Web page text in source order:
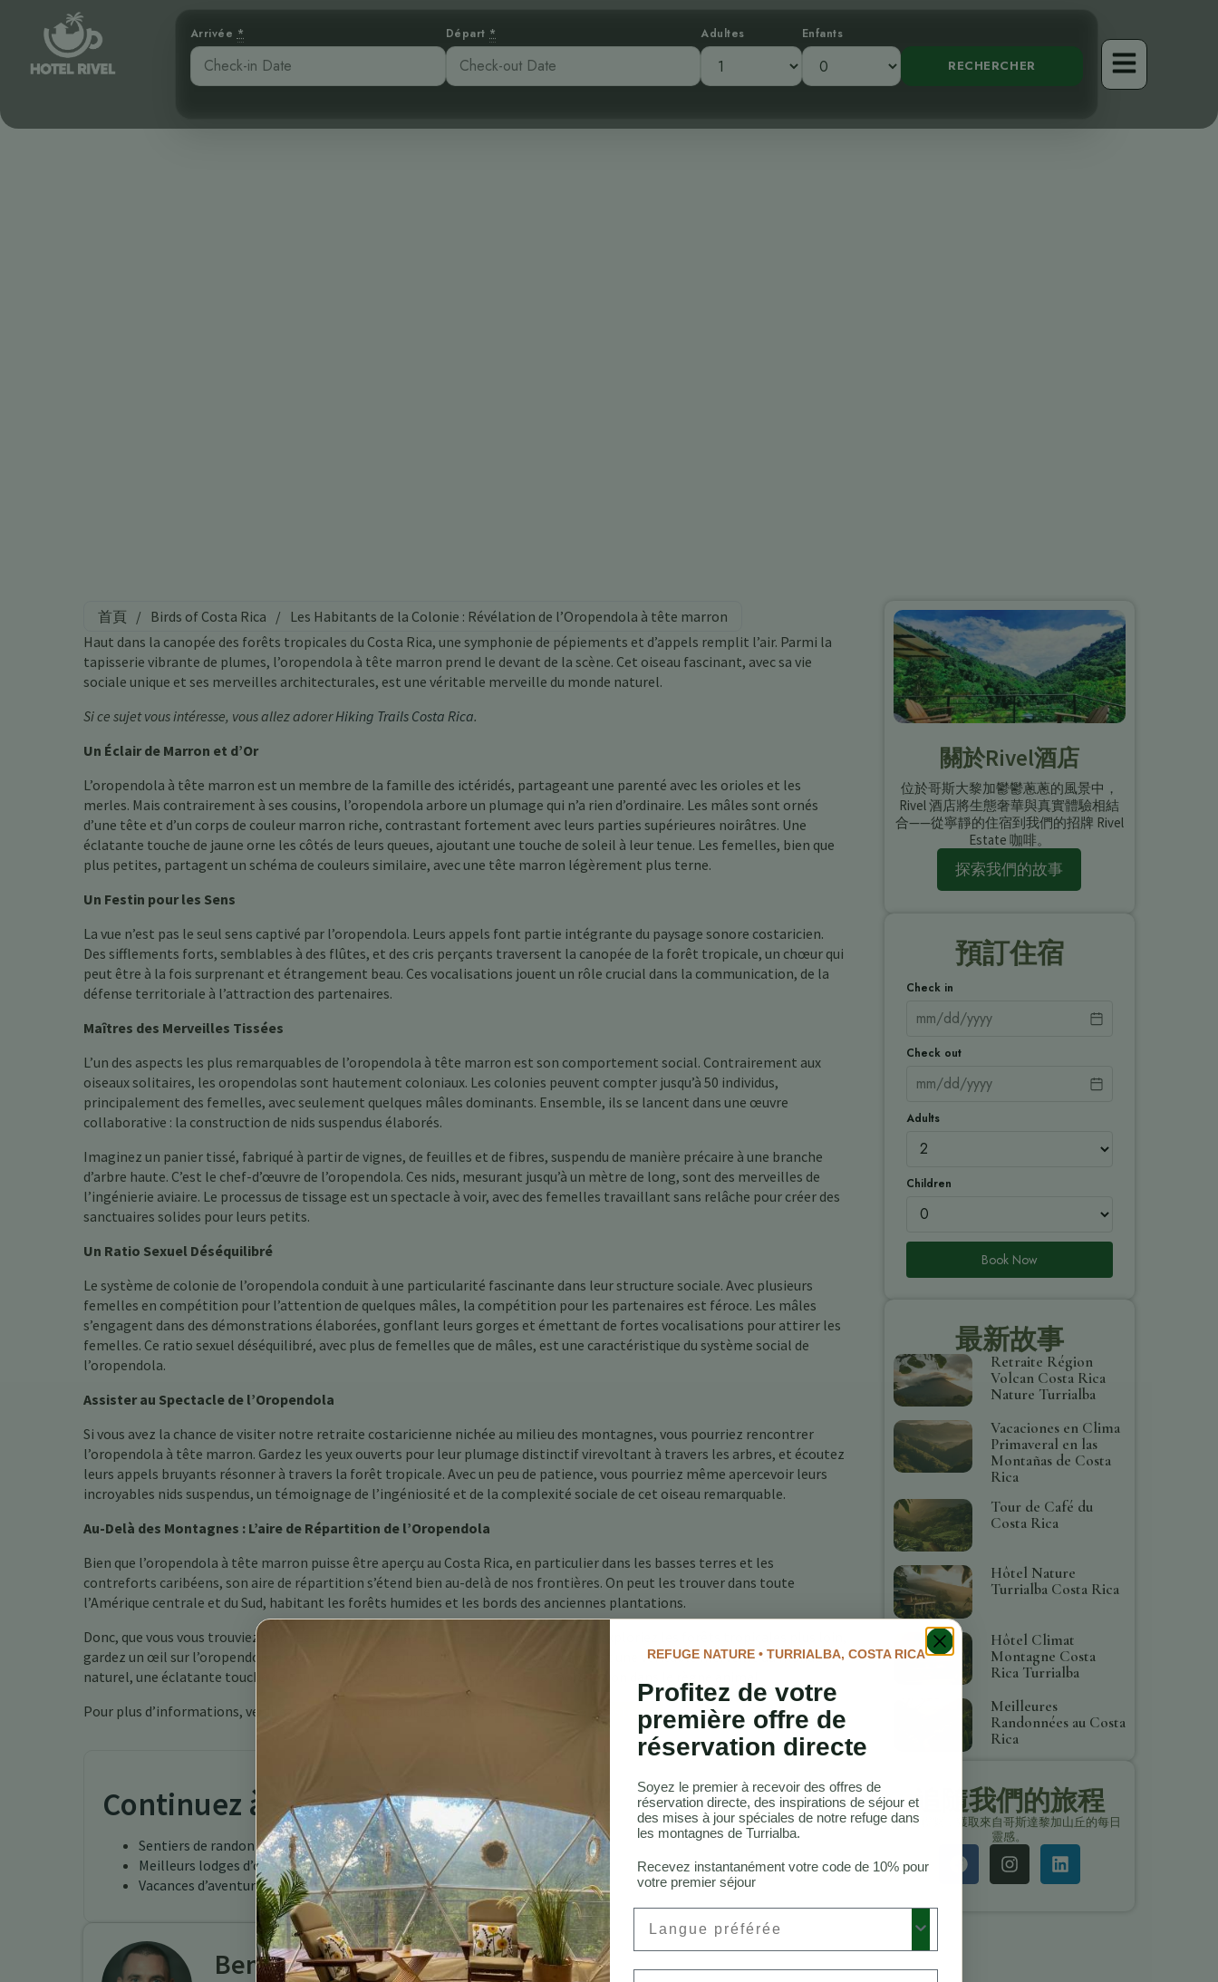
Arrivée * Départ * Adultes Enfants
首頁 / Birds of Costa Rica / Les Habitants de la Colonie : Révélation de l’Oropendola à tête marron
Haut dans la canopée des forêts tropicales du Costa Rica, une symphonie de pépiements et d’appels remplit l’air. Parmi la
tapisserie vibrante de plumes, l’oropendola à tête marron prend le devant de la scène. Cet oiseau fascinant, avec sa vie
sociale unique et ses merveilles architecturales, est une véritable merveille du monde naturel.
Si ce sujet vous intéresse, vous allez adorerHiking Trails Costa Rica.
Un Éclair de Marron et d’Or
L’oropendola à tête marron est un membre de la famille des ictéridés, partageant une parenté avec les orioles et les
merles. Mais contrairement à ses cousins, l’oropendola arbore un plumage qui n’a rien d’ordinaire. Les mâles sont ornés
d’une tête et d’un corps de couleur marron riche, contrastant fortement avec leurs parties supérieures noirâtres. Une
éclatante touche de jaune orne les côtés de leurs queues, ajoutant une touche de soleil à leur tenue. Les femelles, bien que
plus petites, partagent un schéma de couleurs similaire, avec une tête marron légèrement plus terne.
Un Festin pour les Sens
La vue n’est pas le seul sens captivé par l’oropendola. Leurs appels font partie intégrante du paysage sonore costaricien.
Des sifflements forts, semblables à des flûtes, et des cris perçants traversent la canopée de la forêt tropicale, un chœur qui
peut être à la fois surprenant et étrangement beau. Ces vocalisations jouent un rôle crucial dans la communication, de la
défense territoriale à l’attraction des partenaires.
Maîtres des Merveilles Tissées
L’un des aspects les plus remarquables de l’oropendola à tête marron est son comportement social. Contrairement aux
oiseaux solitaires, les oropendolas sont hautement coloniaux. Les colonies peuvent compter jusqu’à 50 individus,
principalement des femelles, avec seulement quelques mâles dominants. Ensemble, ils se lancent dans une œuvre
collaborative : la construction de nids suspendus élaborés.
Imaginez un panier tissé, fabriqué à partir de vignes, de feuilles et de fibres, suspendu de manière précaire à une branche
d’arbre haute. C’est le chef-d’œuvre de l’oropendola. Ces nids, mesurant jusqu’à un mètre de long, sont des merveilles de
l’ingénierie aviaire. Le processus de tissage est un spectacle à voir, avec des femelles travaillant sans relâche pour créer des
sanctuaires solides pour leurs petits.
Un Ratio Sexuel Déséquilibré
Le système de colonie de l’oropendola conduit à une particularité fascinante dans leur structure sociale. Avec plusieurs
femelles en compétition pour l’attention de quelques mâles, la compétition pour les partenaires est féroce. Les mâles
s’engagent dans des démonstrations élaborées, gonflant leurs gorges et émettant de fortes vocalisations pour attirer les
femelles. Ce ratio sexuel déséquilibré, avec plus de femelles que de mâles, est une caractéristique du système social de
l’oropendola.
Assister au Spectacle de l’Oropendola
Si vous avez la chance de visiter notre retraite costaricienne nichée au milieu des montagnes, vous pourriez rencontrer
l’oropendola à tête marron. Gardez les yeux ouverts pour leur plumage distinctif virevoltant à travers les arbres, et écoutez
leurs appels bruyants résonner à travers la forêt tropicale. Avec un peu de patience, vous pourriez même apercevoir leurs
incroyables nids suspendus, un témoignage de l’ingéniosité et de la complexité sociale de cet oiseau remarquable.
Au-Delà des Montagnes : L’aire de Répartition de l’Oropendola
Bien que l’oropendola à tête marron puisse être aperçu au Costa Rica, en particulier dans les basses terres et les
contreforts caribéens, son aire de répartition s’étend bien au-delà de nos frontières. On peut les trouver dans toute
l’Amérique centrale et du Sud, habitant les forêts humides et les bords des anciennes plantations.
Donc, que vous vous trouviez au milieu des montagnes de notre retraite ou que vous exploriez les forêts tropicales plus loin,
gardez un œil sur l’oropendola à tête marron. Ce sculpteur social du monde aviaire est une véritable merveille du monde
naturel, une éclatante touche de couleur et un témoignage du pouvoir de la coopération dans le règne animal.
Pour plus d’informations, veuillez consulter notre guide complet sur les
oiseaux du Costa Rica
Continuez à explorer
Sentiers de randonnée Costa Rica
Meilleurs lodges d’observation des oiseaux au Costa Rica
Vacances d’aventure au Costa Rica Turrialba
Benjamin Charbonneau, CFA
關於Rivel酒店
位於哥斯大黎加鬱鬱蔥蔥的風景中，
Rivel 酒店將生態奢華與真實體驗相結
合——從寧靜的住宿到我們的招牌 Rivel
Estate 咖啡。
探索我們的故事
預訂住宿
Check in
Check out
Adults
Children
Book Now
最新故事
Retraite Région
Volcan Costa Rica
Nature Turrialba
Vacaciones en Clima
Primaveral en las
Montañas de Costa
Rica
Tour de Café du
Costa Rica
Hôtel Nature
Turrialba Costa Rica
Hôtel Climat
Montagne Costa
Rica Turrialba
Meilleures
Randonnées au Costa
Rica
追隨我們的旅程
保持聯繫，獲取來自哥斯達黎加山丘的每日
靈感。
REFUGE NATURE • TURRIALBA, COSTA RICA
Profitez de votre
première offre de
réservation directe
Soyez le premier à recevoir des offres de
réservation directe, des inspirations de séjour et
des mises à jour spéciales de notre refuge dans
les montagnes de Turrialba.
Recevez instantanément votre code de 10% pour
votre premier séjour